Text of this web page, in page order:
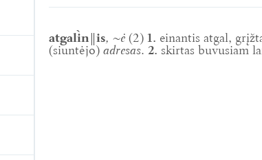
atgali̇̀n‖is, ~ė(2) 1. einantis atgal,
(siuntėjo)adresas. 2. skirtas buvusiam